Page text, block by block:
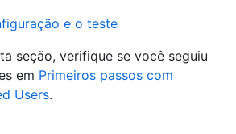
e o teste
seção, verifique se você seguiu
em Primeiros passos com
Users.